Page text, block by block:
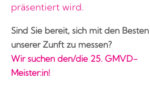
präsentiert wird.
Sind Sie bereit, sich mit den Besten
unserer Zunft zu messen?
Wir suchen den/die 25. GMVD-
Meister:in!